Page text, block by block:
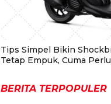
Tips Simpel Bikin
Tetap Empuk, Cuma
BERITA TERPOPULER